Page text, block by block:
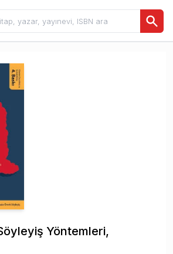
Yöntemleri,